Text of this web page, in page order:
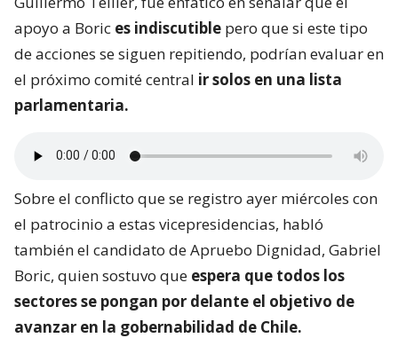
apoyo a Boric es indiscutible pero que si este tipo
de acciones se siguen repitiendo, podrían evaluar en
el próximo comité central ir solos en una lista
parlamentaria.
Sobre el conflicto que se registro ayer miércoles con
el patrocinio a estas vicepresidencias, habló
también el candidato de Apruebo Dignidad, Gabriel
Boric, quien sostuvo que espera que todos los
sectores se pongan por delante el objetivo de
avanzar en la gobernabilidad de Chile.